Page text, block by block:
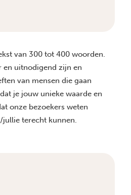
van 300 tot 400 woorden.
en uitnodigend zijn en
van mensen die gaan
je jouw unieke waarde en
onze bezoekers weten
terecht kunnen.